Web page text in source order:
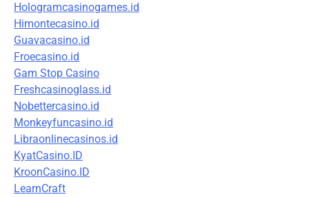
Hologramcasinogames.id
Himontecasino.id
Guavacasino.id
Froecasino.id
Gam Stop Casino
Freshcasinoglass.id
Nobettercasino.id
Monkeyfuncasino.id
Libraonlinecasinos.id
KyatCasino.ID
KroonCasino.ID
LearnCraft